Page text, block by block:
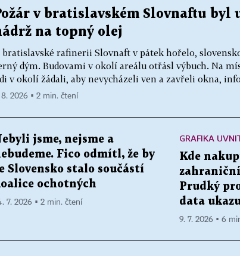
v bratislavském Slovnaftu byl
na topný olej
bratislavské rafinerii Slovnaft v pátek hořelo,
dým. Budovami v okolí areálu otřásl výbuch. Na
v okolí žádali, aby nevycházeli ven a zavřeli okna,
8. 2026 ▪ 2 min. čtení
jsme, nejsme a
Fico odmítl, že by
Slovensko stalo součástí
ochotných
7. 2026 ▪ 2 min. čtení
GRAFIKA
Kde
Prudký
data
9. 7. 2026 ▪ 6